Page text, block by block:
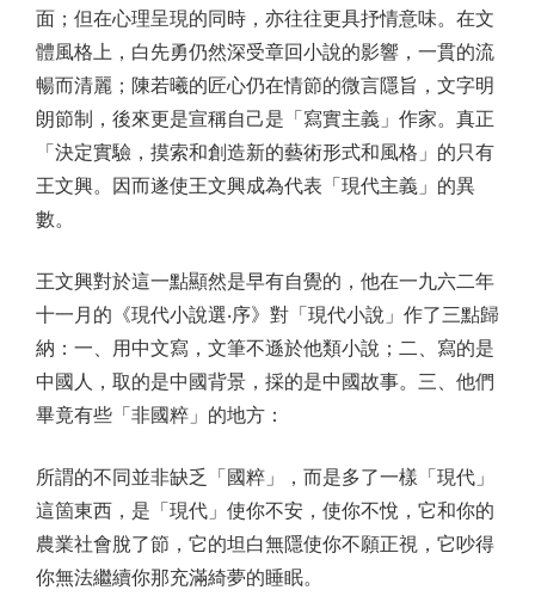
面；但在心理呈現的同時，亦往往更具抒情意味。在文
體風格上，白先勇仍然深受章回小說的影響，一貫的流
暢而清麗；陳若曦的匠心仍在情節的微言隱旨，文字明
朗節制，後來更是宣稱自己是「寫實主義」作家。真正
「決定實驗，摸索和創造新的藝術形式和風格」的只有
王文興。因而遂使王文興成為代表「現代主義」的異
數。
王文興對於這一點顯然是早有自覺的，他在一九六二年
十一月的《現代小說選‧序》對「現代小說」作了三點歸
納：一、用中文寫，文筆不遜於他類小說；二、寫的是
中國人，取的是中國背景，採的是中國故事。三、他們
畢竟有些「非國粹」的地方：
所謂的不同並非缺乏「國粹」，而是多了一樣「現代」
這箇東西，是「現代」使你不安，使你不悅，它和你的
農業社會脫了節，它的坦白無隱使你不願正視，它吵得
你無法繼續你那充滿綺夢的睡眠。